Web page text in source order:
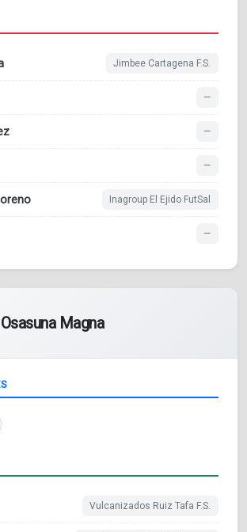
Jimbee Cartagena F.S.
—
—
—
Inagroup El Ejido FutSal
—
Magna
Vulcanizados Ruiz Tafa F.S.